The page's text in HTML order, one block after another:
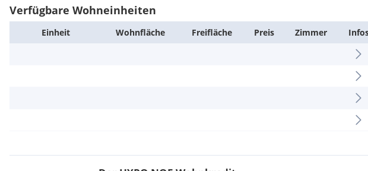
INFRASTRUKTUR:
Minuten erreichen Sie diverse Supermärkte und diverse andere Geschäfte für den
* Buslinie 27A
Verfügbare Wohneinheiten
Einheit Wohn­fläche Frei­fläche Preis Zimmer